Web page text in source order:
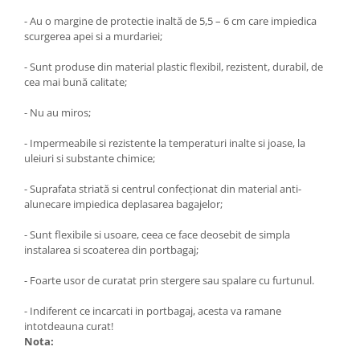
- Au o margine de protectie inaltă de 5,5 – 6 cm care impiedica
scurgerea apei si a murdariei;
- Sunt produse din material plastic flexibil, rezistent, durabil, de
cea mai bună calitate;
- Nu au miros;
- Impermeabile si rezistente la temperaturi inalte si joase, la
uleiuri si substante chimice;
- Suprafata striată si centrul confecţionat din material anti-
alunecare impiedica deplasarea bagajelor;
- Sunt flexibile si usoare, ceea ce face deosebit de simpla
instalarea si scoaterea din portbagaj;
- Foarte usor de curatat prin stergere sau spalare cu furtunul.
- Indiferent ce incarcati in portbagaj, acesta va ramane
intotdeauna curat!
Nota: